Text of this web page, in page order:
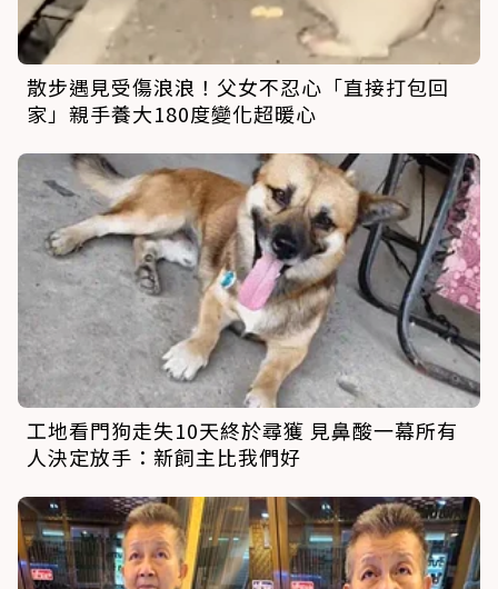
散步遇見受傷浪浪！父女不忍心「直接打包回
家」親手養大180度變化超暖心
工地看門狗走失10天終於尋獲 見鼻酸一幕所有
人決定放手：新飼主比我們好